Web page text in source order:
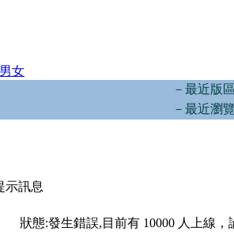
女
－最近版
－最近瀏
示訊息
狀態:發生錯誤,目前有 10000 人上線